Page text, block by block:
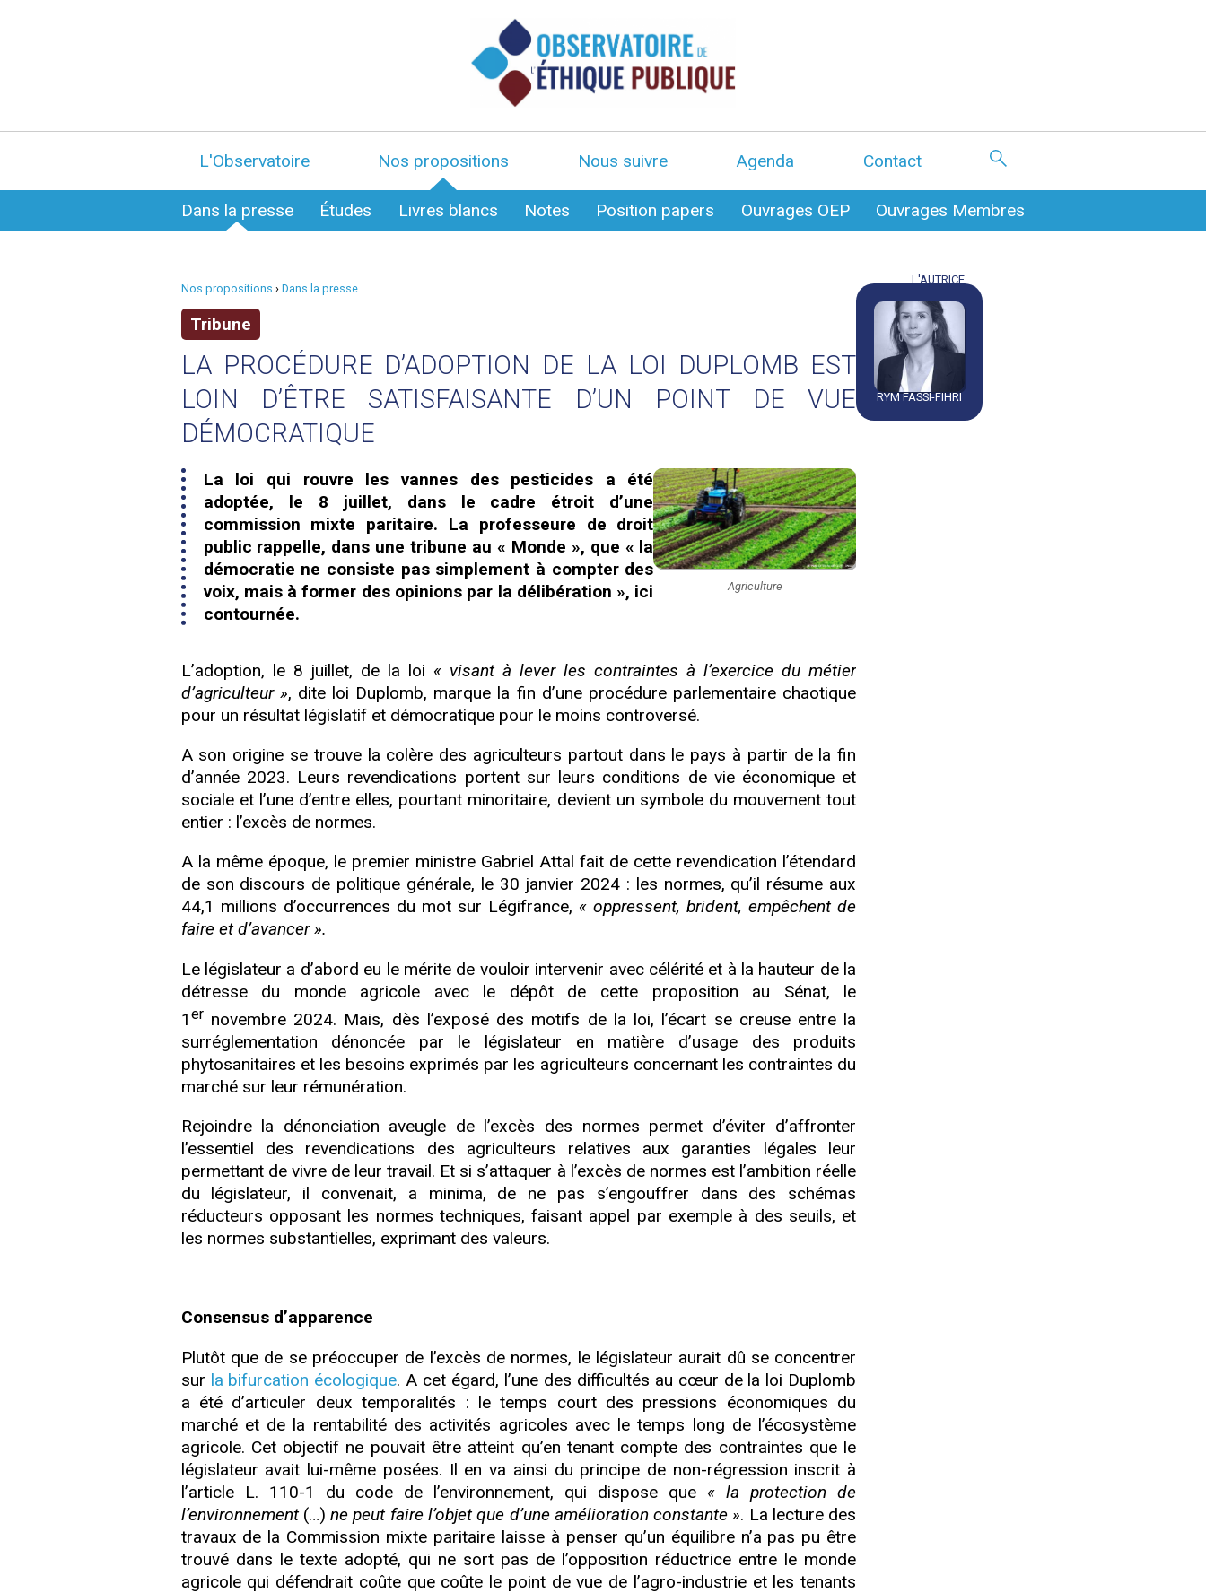
L'Observatoire Nos propositions Nous suivre Agenda Contact
Dans la presse Études Livres blancs Notes Position papers Ouvrages OEP Ouvrages Membres
Nos propositions › Dans la presse
Tribune
LA PROCÉDURE D’ADOPTION DE LA LOI DUPLOMB EST
LOIN D’ÊTRE SATISFAISANTE D’UN POINT DE VUE
DÉMOCRATIQUE
La loi qui rouvre les vannes des pesticides a été
adoptée, le 8 juillet, dans le cadre étroit d’une
commission mixte paritaire. La professeure de droit
public rappelle, dans une tribune au « Monde », que « la
démocratie ne consiste pas simplement à compter des
voix, mais à former des opinions par la délibération », ici
contournée.
Agriculture
L’adoption, le 8 juillet, de la loi « visant à lever les contraintes à l’exercice du métier
d’agriculteur », dite loi Duplomb, marque la fin d’une procédure parlementaire chaotique
pour un résultat législatif et démocratique pour le moins controversé.
A son origine se trouve la colère des agriculteurs partout dans le pays à partir de la fin
d’année 2023. Leurs revendications portent sur leurs conditions de vie économique et
sociale et l’une d’entre elles, pourtant minoritaire, devient un symbole du mouvement tout
entier : l’excès de normes.
A la même époque, le premier ministre Gabriel Attal fait de cette revendication l’étendard
de son discours de politique générale, le 30 janvier 2024 : les normes, qu’il résume aux
44,1 millions d’occurrences du mot sur Légifrance, « oppressent, brident, empêchent de
faire et d’avancer ».
Le législateur a d’abord eu le mérite de vouloir intervenir avec célérité et à la hauteur de la
détresse du monde agricole avec le dépôt de cette proposition au Sénat, le
1 ernovembre 2024. Mais, dès l’exposé des motifs de la loi, l’écart se creuse entre la
surréglementation dénoncée par le législateur en matière d’usage des produits
phytosanitaires et les besoins exprimés par les agriculteurs concernant les contraintes du
marché sur leur rémunération.
Rejoindre la dénonciation aveugle de l’excès des normes permet d’éviter d’affronter
l’essentiel des revendications des agriculteurs relatives aux garanties légales leur
permettant de vivre de leur travail. Et si s’attaquer à l’excès de normes est l’ambition réelle
du législateur, il convenait, a minima, de ne pas s’engouffrer dans des schémas
réducteurs opposant les normes techniques, faisant appel par exemple à des seuils, et
les normes substantielles, exprimant des valeurs.
Consensus d’apparence
Plutôt que de se préoccuper de l’excès de normes, le législateur aurait dû se concentrer
sur la bifurcation écologique. A cet égard, l’une des difficultés au cœur de la loi Duplomb
a été d’articuler deux temporalités : le temps court des pressions économiques du
marché et de la rentabilité des activités agricoles avec le temps long de l’écosystème
agricole. Cet objectif ne pouvait être atteint qu’en tenant compte des contraintes que le
législateur avait lui-même posées. Il en va ainsi du principe de non-régression inscrit à
l’article L. 110-1 du code de l’environnement, qui dispose que « la protection de
l’environnement (…)ne peut faire l’objet que d’une amélioration constante ». La lecture des
travaux de la Commission mixte paritaire laisse à penser qu’un équilibre n’a pas pu être
trouvé dans le texte adopté, qui ne sort pas de l’opposition réductrice entre le monde
agricole qui défendrait coûte que coûte le point de vue de l’agro-industrie et les tenants
L'AUTRICE
RYM FASSI-FIHRI